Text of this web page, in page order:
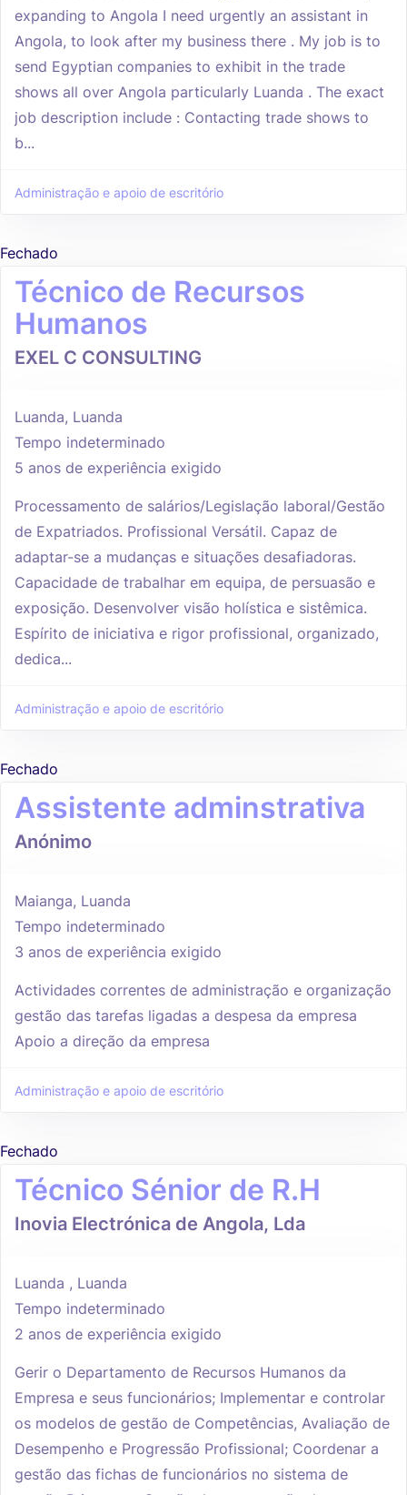
expanding to Angola I need urgently an assistant in
Angola, to look after my business there . My job is to
send Egyptian companies to exhibit in the trade
shows all over Angola particularly Luanda . The exact
job description include : Contacting trade shows to
b...
Administração e apoio de escritório
Fechado
Técnico de Recursos
Humanos
EXEL C CONSULTING
Luanda, Luanda
Tempo indeterminado
5 anos de experiência exigido
Processamento de salários/Legislação laboral/Gestão
de Expatriados. Profissional Versátil. Capaz de
adaptar-se a mudanças e situações desafiadoras.
Capacidade de trabalhar em equipa, de persuasão e
exposição. Desenvolver visão holística e sistêmica.
Espírito de iniciativa e rigor profissional, organizado,
dedica...
Administração e apoio de escritório
Fechado
Assistente adminstrativa
Anónimo
Maianga, Luanda
Tempo indeterminado
3 anos de experiência exigido
Actividades correntes de administração e organização
gestão das tarefas ligadas a despesa da empresa
Apoio a direção da empresa
Administração e apoio de escritório
Fechado
Técnico Sénior de R.H
Inovia Electrónica de Angola, Lda
Luanda , Luanda
Tempo indeterminado
2 anos de experiência exigido
Gerir o Departamento de Recursos Humanos da
Empresa e seus funcionários; Implementar e controlar
os modelos de gestão de Competências, Avaliação de
Desempenho e Progressão Profissional; Coordenar a
gestão das fichas de funcionários no sistema de